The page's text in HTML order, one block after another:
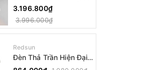
Đại Bậc Thang Đơn
Phong Cách Nhật Bản
Wabi-sabi DC-T078B
3.196.800₫
3.996.000₫
Redsun
Đèn Thả Trần Hiện Đại
Phong Cách Nhật Bản